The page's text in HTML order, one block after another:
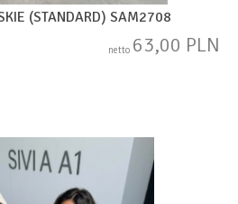
(STANDARD) SAM2708
netto 63,00 PLN